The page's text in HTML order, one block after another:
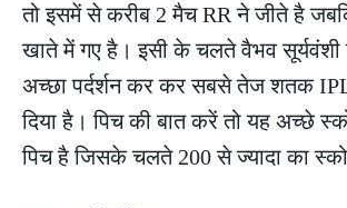
तो इसमें से करीब 2 मैच RR ने जीते है
खाते में गए है। इसी के चलते वैभव सूर्यवंशी
अच्छा पर्दर्शन कर कर सबसे तेज शतक IPL
दिया है। पिच की बात करें तो यह अच्छे
पिच है जिसके चलते 200 से ज्यादा का